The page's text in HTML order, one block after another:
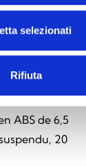
selezionati
Rifiuta
ABS de 6,5
20